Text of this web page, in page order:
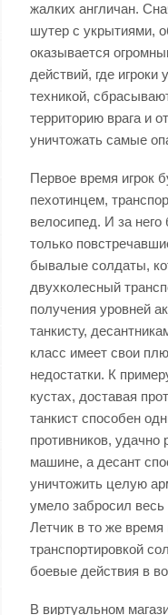
жалких англичан.
шутер с укрытиями,
оказывается
действий, где
техникой,
территорию врага и
уничтожать самые
Первое время игрок
пехотинцем,
велосипед. И за него
только
бывалые солдаты,
двухколесный
получения уровней
танкисту,
класс имеет свои
недостатки. К
кустах, доставая
танкист способен
противников,
машине, а десант
уничтожить целую
умело забросил весь
Летчик в то же
транспортировкой
боевые действия в
В виртуальном